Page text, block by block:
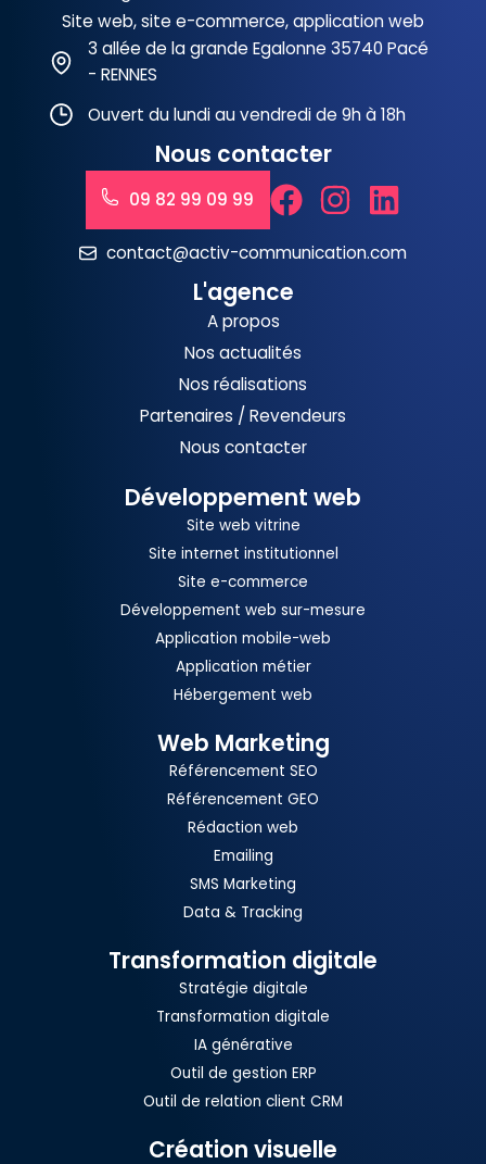
Site web, site e-commerce, application web
3 allée de la grande Egalonne 35740 Pacé
- RENNES
Ouvert du lundi au vendredi de 9h à 18h
Nous contacter
09 82 99 09 99
contact@activ-communication.com
L'agence
A propos
Nos actualités
Nos réalisations
Partenaires / Revendeurs
Nous contacter
Développement web
Site web vitrine
Site internet institutionnel
Site e-commerce
Développement web sur-mesure
Application mobile-web
Application métier
Hébergement web
Web Marketing
Référencement SEO
Référencement GEO
Rédaction web
Emailing
SMS Marketing
Data & Tracking
Transformation digitale
Stratégie digitale
Transformation digitale
IA générative
Outil de gestion ERP
Outil de relation client CRM
Création visuelle